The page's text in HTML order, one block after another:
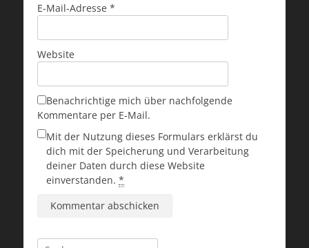
E-Mail-Adresse *
Website
Benachrichtige mich über nachfolgende
Kommentare per E-Mail.
Mit der Nutzung dieses Formulars erklärst du
dich mit der Speicherung und Verarbeitung
deiner Daten durch diese Website
einverstanden. *
Suchen